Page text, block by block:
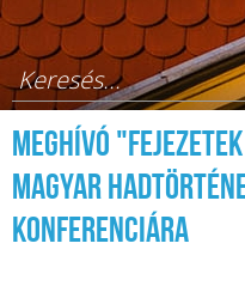
Keresés űrlap
MEGHÍVÓ
magyar
konferenciára